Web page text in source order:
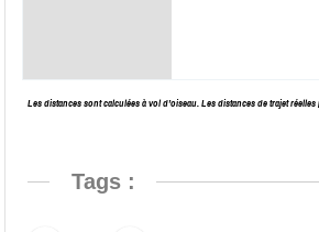
Les distances sont calculées à vol d’oiseau. Les distances de trajet réelles
Tags :